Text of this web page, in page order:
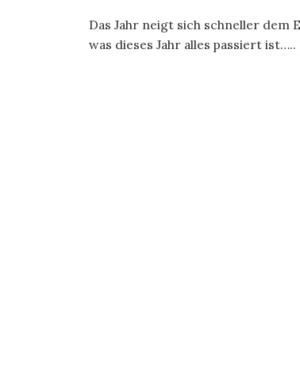
Das Jahr neigt sich schneller dem
was dieses Jahr alles passiert